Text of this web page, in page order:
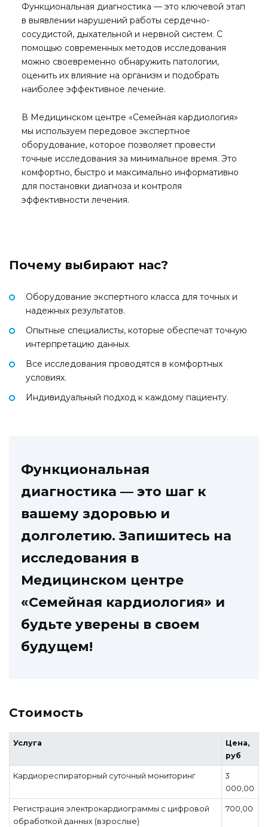
Функциональная диагностика — это ключевой этап
в выявлении нарушений работы сердечно-
сосудистой, дыхательной и нервной систем. С
помощью современных методов исследования
можно своевременно обнаружить патологии,
оценить их влияние на организм и подобрать
наиболее эффективное лечение.
В Медицинском центре «Семейная кардиология»
мы используем передовое экспертное
оборудование, которое позволяет провести
точные исследования за минимальное время. Это
комфортно, быстро и максимально информативно
для постановки диагноза и контроля
эффективности лечения.
Почему выбирают нас?
Оборудование экспертного класса для точных и
надежных результатов.
Опытные специалисты, которые обеспечат точную
интерпретацию данных.
Все исследования проводятся в комфортных
условиях.
Индивидуальный подход к каждому пациенту.
Функциональная
диагностика — это шаг к
вашему здоровью и
долголетию. Запишитесь на
исследования в
Медицинском центре
«Семейная кардиология» и
будьте уверены в своем
будущем!
Стоимость
Услуга
Цена,
руб
Кардиореспираторный суточный мониторинг
3
000,00
Регистрация электрокардиограммы c цифровой
обработкой данных (взрослые)
700,00